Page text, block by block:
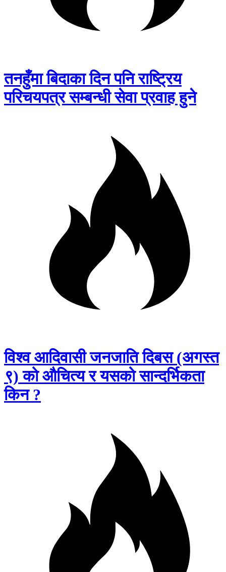
तनहुँमा बिदाका दिन पनि राष्ट्रिय
परिचयपत्र सम्बन्धी सेवा प्रवाह हुने
विश्व आदिवासी जनजाति दिबस (अगस्त
९) को औचित्य र यसको सान्दर्भिकता
किन ?